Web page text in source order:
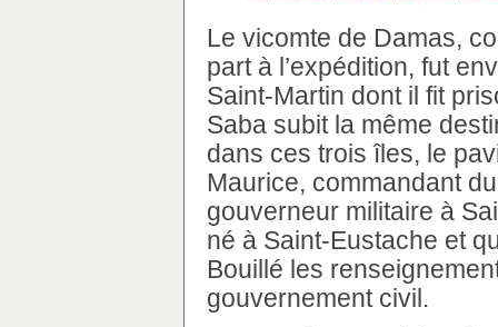
Le vicomte de Damas,
part à l’expédition, fut
Saint-Martin dont il fit
Saba subit la même
dans ces trois îles, le
Maurice, commandant
gouverneur militaire à
né à Saint-Eustache et
Bouillé les
gouvernement civil.